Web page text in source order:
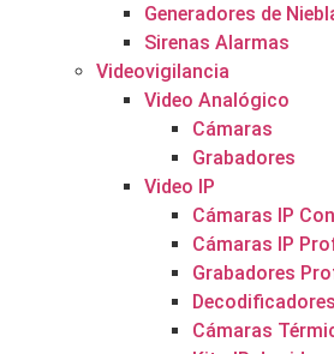
Generadores de
Sirenas Alarmas
Videovigilancia
Video Analógico
Cámaras
Grabadores
Video IP
Cámaras IP
Cámaras IP
Grabadores
Decodificadores
Cámaras